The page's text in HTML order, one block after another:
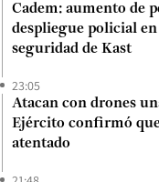
Cadem: aumento de
despliegue policial
seguridad de Kast
23:05
Atacan con drones
Ejército confirmó
atentado